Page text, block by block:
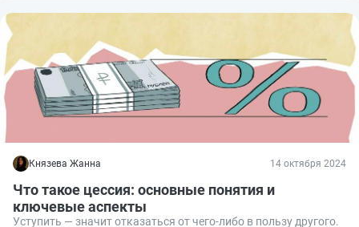
до признания её недействительной или незаключенной.
Князева Жанна 14 октября 2024
Что такое цессия: основные понятия и
ключевые аспекты
Уступить — значит отказаться от чего-либо в пользу другого.